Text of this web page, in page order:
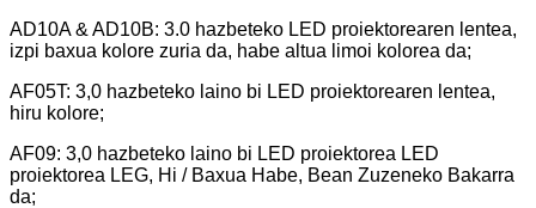
AD10A & AD10B: 3.0 hazbeteko LED proiektorearen lentea,
izpi baxua kolore zuria da, habe altua limoi kolorea da;
AF05T: 3,0 hazbeteko laino bi LED proiektorearen lentea,
hiru kolore;
AF09: 3,0 hazbeteko laino bi LED proiektorea LED
proiektorea LEG, Hi / Baxua Habe, Bean Zuzeneko Bakarra
da;